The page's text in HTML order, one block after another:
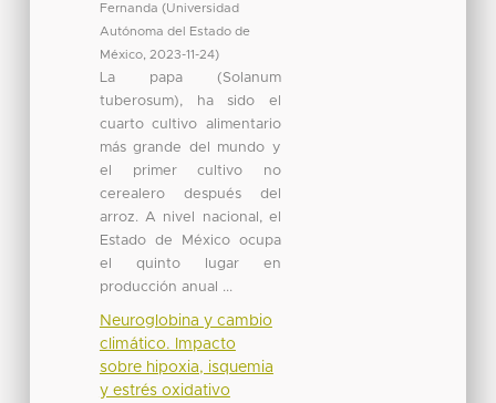
Fernanda (Universidad
Autónoma del Estado de
México, 2023-11-24)
La papa (Solanum
tuberosum), ha sido el
cuarto cultivo alimentario
más grande del mundo y
el primer cultivo no
cerealero después del
arroz. A nivel nacional, el
Estado de México ocupa
el quinto lugar en
producción anual ...
Neuroglobina y cambio
climático. Impacto
sobre hipoxia, isquemia
y estrés oxidativo